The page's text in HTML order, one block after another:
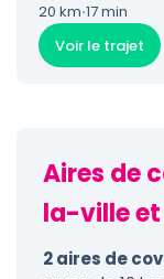
20 km·17 min
Voir le trajet
Aires de
la-ville
2 aires de